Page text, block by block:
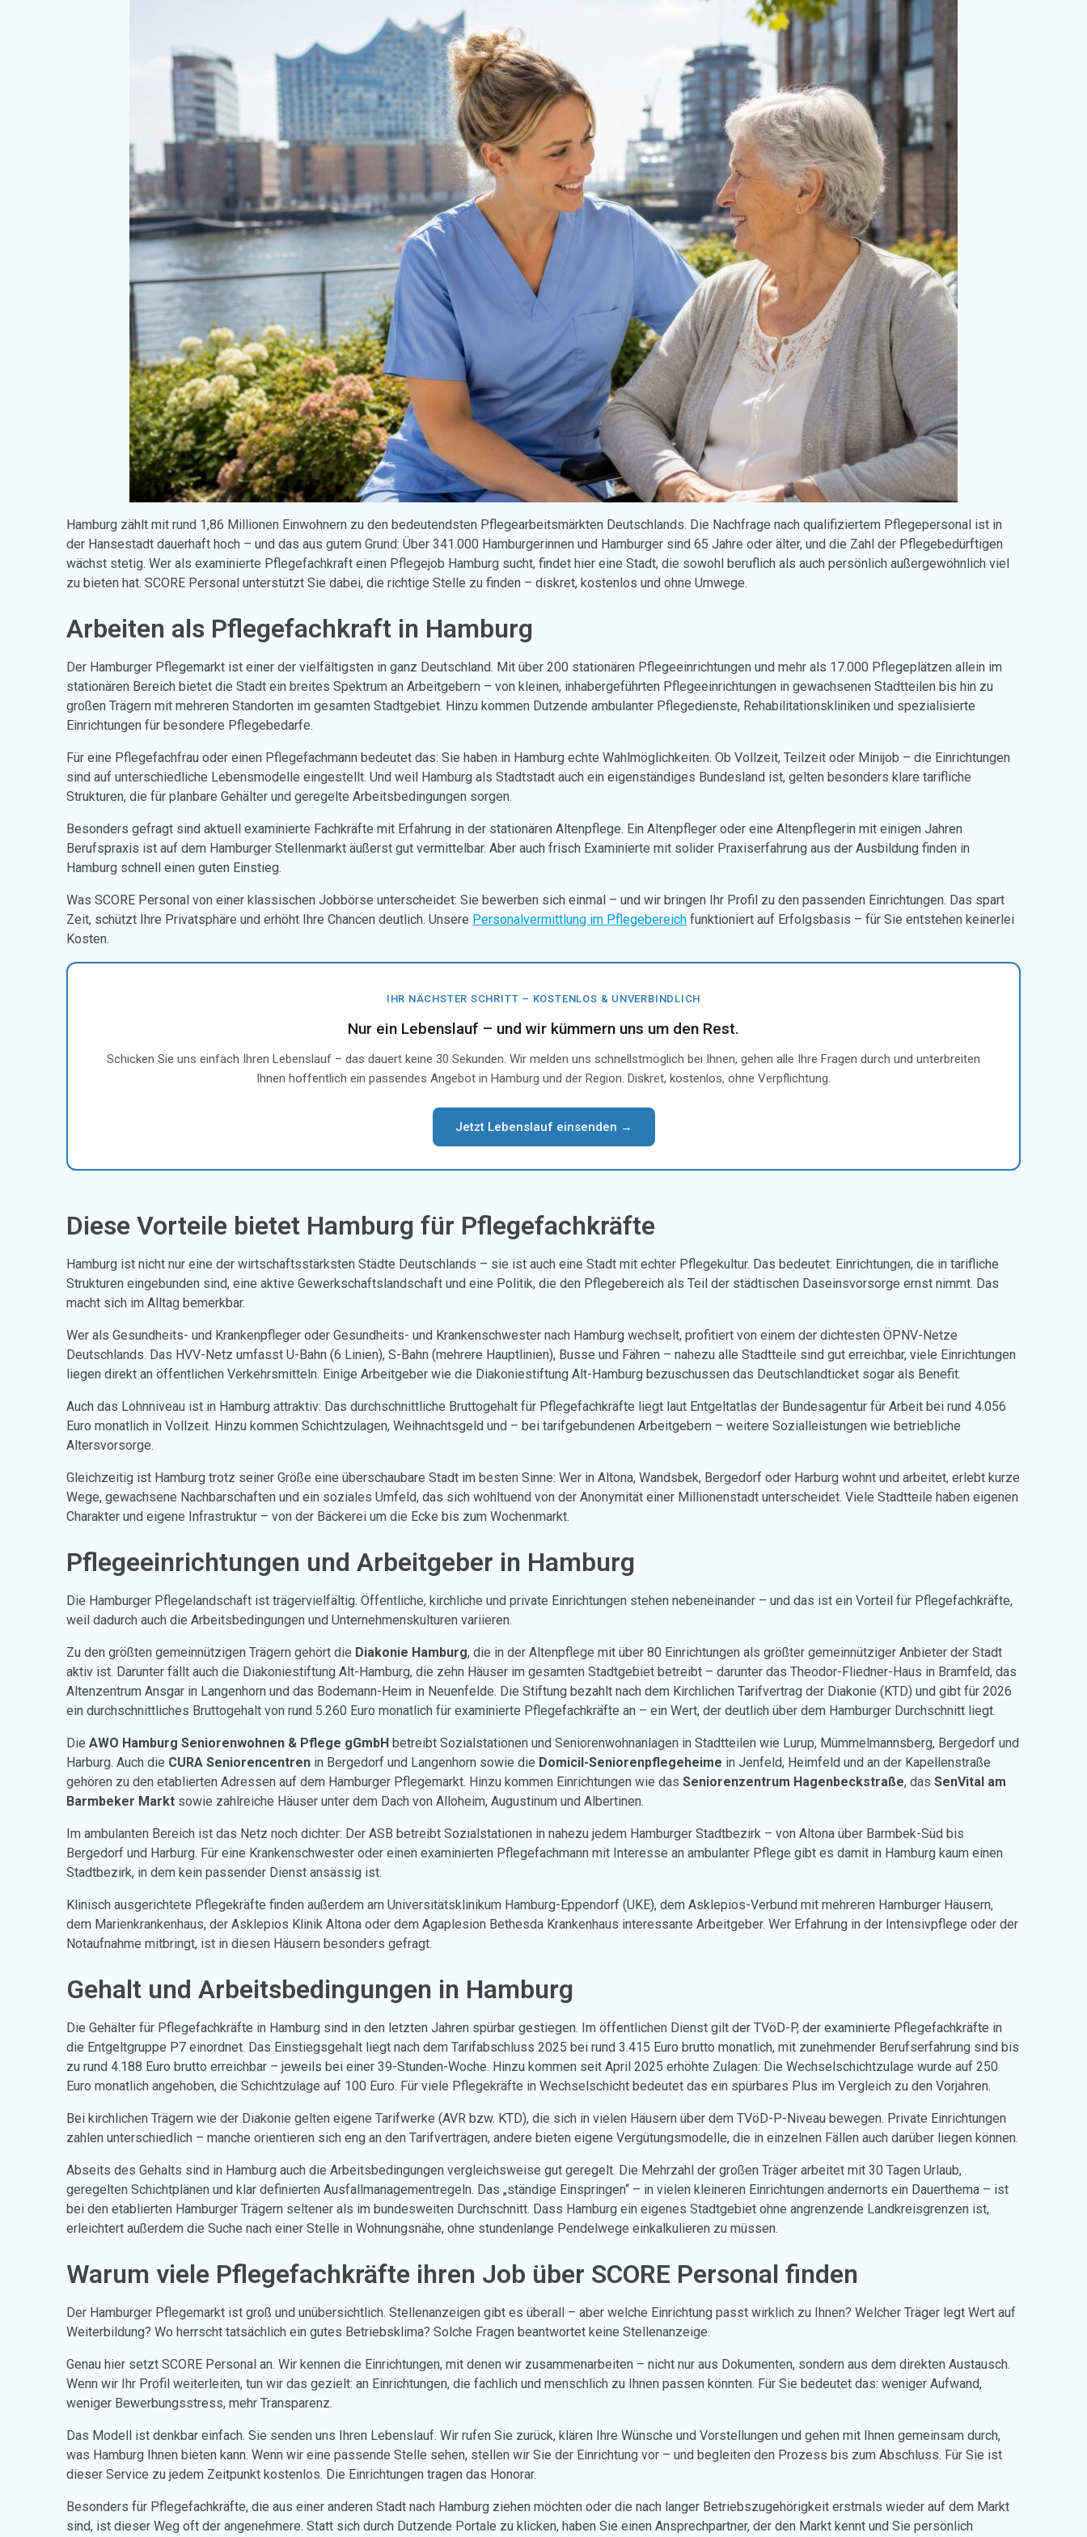
Hamburg zählt mit rund 1,86 Millionen Einwohnern zu den bedeutendsten Pflegearbeitsmärkten Deutschlands. Die Nachfrage nach qualifiziertem Pflegepersonal ist in
der Hansestadt dauerhaft hoch – und das aus gutem Grund: Über 341.000 Hamburgerinnen und Hamburger sind 65 Jahre oder älter, und die Zahl der Pflegebedürftigen
wächst stetig. Wer als examinierte Pflegefachkraft einen Pflegejob Hamburg sucht, findet hier eine Stadt, die sowohl beruflich als auch persönlich außergewöhnlich viel
zu bieten hat. SCORE Personal unterstützt Sie dabei, die richtige Stelle zu finden – diskret, kostenlos und ohne Umwege.
Arbeiten als Pflegefachkraft in Hamburg
Der Hamburger Pflegemarkt ist einer der vielfältigsten in ganz Deutschland. Mit über 200 stationären Pflegeeinrichtungen und mehr als 17.000 Pflegeplätzen allein im
stationären Bereich bietet die Stadt ein breites Spektrum an Arbeitgebern – von kleinen, inhabergeführten Pflegeeinrichtungen in gewachsenen Stadtteilen bis hin zu
großen Trägern mit mehreren Standorten im gesamten Stadtgebiet. Hinzu kommen Dutzende ambulanter Pflegedienste, Rehabilitationskliniken und spezialisierte
Einrichtungen für besondere Pflegebedarfe.
Für eine Pflegefachfrau oder einen Pflegefachmann bedeutet das: Sie haben in Hamburg echte Wahlmöglichkeiten. Ob Vollzeit, Teilzeit oder Minijob – die Einrichtungen
sind auf unterschiedliche Lebensmodelle eingestellt. Und weil Hamburg als Stadtstadt auch ein eigenständiges Bundesland ist, gelten besonders klare tarifliche
Strukturen, die für planbare Gehälter und geregelte Arbeitsbedingungen sorgen.
Besonders gefragt sind aktuell examinierte Fachkräfte mit Erfahrung in der stationären Altenpflege. Ein Altenpfleger oder eine Altenpflegerin mit einigen Jahren
Berufspraxis ist auf dem Hamburger Stellenmarkt äußerst gut vermittelbar. Aber auch frisch Examinierte mit solider Praxiserfahrung aus der Ausbildung finden in
Hamburg schnell einen guten Einstieg.
Was SCORE Personal von einer klassischen Jobbörse unterscheidet: Sie bewerben sich einmal – und wir bringen Ihr Profil zu den passenden Einrichtungen. Das spart
Zeit, schützt Ihre Privatsphäre und erhöht Ihre Chancen deutlich. Unsere Personalvermittlung im Pflegebereich funktioniert auf Erfolgsbasis – für Sie entstehen keinerlei
Kosten.
IHR NÄCHSTER SCHRITT – KOSTENLOS & UNVERBINDLICH
Nur ein Lebenslauf – und wir kümmern uns um den Rest.
Schicken Sie uns einfach Ihren Lebenslauf – das dauert keine 30 Sekunden. Wir melden uns schnellstmöglich bei Ihnen, gehen alle Ihre Fragen durch und unterbreiten
Ihnen hoffentlich ein passendes Angebot in Hamburg und der Region. Diskret, kostenlos, ohne Verpflichtung.
Jetzt Lebenslauf einsenden →
Diese Vorteile bietet Hamburg für Pflegefachkräfte
Hamburg ist nicht nur eine der wirtschaftsstärksten Städte Deutschlands – sie ist auch eine Stadt mit echter Pflegekultur. Das bedeutet: Einrichtungen, die in tarifliche
Strukturen eingebunden sind, eine aktive Gewerkschaftslandschaft und eine Politik, die den Pflegebereich als Teil der städtischen Daseinsvorsorge ernst nimmt. Das
macht sich im Alltag bemerkbar.
Wer als Gesundheits- und Krankenpfleger oder Gesundheits- und Krankenschwester nach Hamburg wechselt, profitiert von einem der dichtesten ÖPNV-Netze
Deutschlands. Das HVV-Netz umfasst U-Bahn (6 Linien), S-Bahn (mehrere Hauptlinien), Busse und Fähren – nahezu alle Stadtteile sind gut erreichbar, viele Einrichtungen
liegen direkt an öffentlichen Verkehrsmitteln. Einige Arbeitgeber wie die Diakoniestiftung Alt-Hamburg bezuschussen das Deutschlandticket sogar als Benefit.
Auch das Lohnniveau ist in Hamburg attraktiv: Das durchschnittliche Bruttogehalt für Pflegefachkräfte liegt laut Entgeltatlas der Bundesagentur für Arbeit bei rund 4.056
Euro monatlich in Vollzeit. Hinzu kommen Schichtzulagen, Weihnachtsgeld und – bei tarifgebundenen Arbeitgebern – weitere Sozialleistungen wie betriebliche
Altersvorsorge.
Gleichzeitig ist Hamburg trotz seiner Größe eine überschaubare Stadt im besten Sinne: Wer in Altona, Wandsbek, Bergedorf oder Harburg wohnt und arbeitet, erlebt kurze
Wege, gewachsene Nachbarschaften und ein soziales Umfeld, das sich wohltuend von der Anonymität einer Millionenstadt unterscheidet. Viele Stadtteile haben eigenen
Charakter und eigene Infrastruktur – von der Bäckerei um die Ecke bis zum Wochenmarkt.
Pflegeeinrichtungen und Arbeitgeber in Hamburg
Die Hamburger Pflegelandschaft ist trägervielfältig. Öffentliche, kirchliche und private Einrichtungen stehen nebeneinander – und das ist ein Vorteil für Pflegefachkräfte,
weil dadurch auch die Arbeitsbedingungen und Unternehmenskulturen variieren.
Zu den größten gemeinnützigen Trägern gehört die Diakonie Hamburg, die in der Altenpflege mit über 80 Einrichtungen als größter gemeinnütziger Anbieter der Stadt
aktiv ist. Darunter fällt auch die Diakoniestiftung Alt-Hamburg, die zehn Häuser im gesamten Stadtgebiet betreibt – darunter das Theodor-Fliedner-Haus in Bramfeld, das
Altenzentrum Ansgar in Langenhorn und das Bodemann-Heim in Neuenfelde. Die Stiftung bezahlt nach dem Kirchlichen Tarifvertrag der Diakonie (KTD) und gibt für 2026
ein durchschnittliches Bruttogehalt von rund 5.260 Euro monatlich für examinierte Pflegefachkräfte an – ein Wert, der deutlich über dem Hamburger Durchschnitt liegt.
DieAWO Hamburg Seniorenwohnen & Pflege gGmbH betreibt Sozialstationen und Seniorenwohnanlagen in Stadtteilen wie Lurup, Mümmelmannsberg, Bergedorf und
Harburg. Auch die CURA Seniorencentren in Bergedorf und Langenhorn sowie die Domicil-Seniorenpflegeheime in Jenfeld, Heimfeld und an der Kapellenstraße
gehören zu den etablierten Adressen auf dem Hamburger Pflegemarkt. Hinzu kommen Einrichtungen wie dasSeniorenzentrum Hagenbeckstraße, dasSenVital am
Barmbeker Markt sowie zahlreiche Häuser unter dem Dach von Alloheim, Augustinum und Albertinen.
Im ambulanten Bereich ist das Netz noch dichter: Der ASB betreibt Sozialstationen in nahezu jedem Hamburger Stadtbezirk – von Altona über Barmbek-Süd bis
Bergedorf und Harburg. Für eine Krankenschwester oder einen examinierten Pflegefachmann mit Interesse an ambulanter Pflege gibt es damit in Hamburg kaum einen
Stadtbezirk, in dem kein passender Dienst ansässig ist.
Klinisch ausgerichtete Pflegekräfte finden außerdem am Universitätsklinikum Hamburg-Eppendorf (UKE), dem Asklepios-Verbund mit mehreren Hamburger Häusern,
dem Marienkrankenhaus, der Asklepios Klinik Altona oder dem Agaplesion Bethesda Krankenhaus interessante Arbeitgeber. Wer Erfahrung in der Intensivpflege oder der
Notaufnahme mitbringt, ist in diesen Häusern besonders gefragt.
Gehalt und Arbeitsbedingungen in Hamburg
Die Gehälter für Pflegefachkräfte in Hamburg sind in den letzten Jahren spürbar gestiegen. Im öffentlichen Dienst gilt der TVöD-P, der examinierte Pflegefachkräfte in
die Entgeltgruppe P7 einordnet. Das Einstiegsgehalt liegt nach dem Tarifabschluss 2025 bei rund 3.415 Euro brutto monatlich, mit zunehmender Berufserfahrung sind bis
zu rund 4.188 Euro brutto erreichbar – jeweils bei einer 39-Stunden-Woche. Hinzu kommen seit April 2025 erhöhte Zulagen: Die Wechselschichtzulage wurde auf 250
Euro monatlich angehoben, die Schichtzulage auf 100 Euro. Für viele Pflegekräfte in Wechselschicht bedeutet das ein spürbares Plus im Vergleich zu den Vorjahren.
Bei kirchlichen Trägern wie der Diakonie gelten eigene Tarifwerke (AVR bzw. KTD), die sich in vielen Häusern über dem TVöD-P-Niveau bewegen. Private Einrichtungen
zahlen unterschiedlich – manche orientieren sich eng an den Tarifverträgen, andere bieten eigene Vergütungsmodelle, die in einzelnen Fällen auch darüber liegen können.
Abseits des Gehalts sind in Hamburg auch die Arbeitsbedingungen vergleichsweise gut geregelt. Die Mehrzahl der großen Träger arbeitet mit 30 Tagen Urlaub,
geregelten Schichtplänen und klar definierten Ausfallmanagementregeln. Das „ständige Einspringen“ – in vielen kleineren Einrichtungen andernorts ein Dauerthema – ist
bei den etablierten Hamburger Trägern seltener als im bundesweiten Durchschnitt. Dass Hamburg ein eigenes Stadtgebiet ohne angrenzende Landkreisgrenzen ist,
erleichtert außerdem die Suche nach einer Stelle in Wohnungsnähe, ohne stundenlange Pendelwege einkalkulieren zu müssen.
Warum viele Pflegefachkräfte ihren Job über SCORE Personal finden
Der Hamburger Pflegemarkt ist groß und unübersichtlich. Stellenanzeigen gibt es überall – aber welche Einrichtung passt wirklich zu Ihnen? Welcher Träger legt Wert auf
Weiterbildung? Wo herrscht tatsächlich ein gutes Betriebsklima? Solche Fragen beantwortet keine Stellenanzeige.
Genau hier setzt SCORE Personal an. Wir kennen die Einrichtungen, mit denen wir zusammenarbeiten – nicht nur aus Dokumenten, sondern aus dem direkten Austausch.
Wenn wir Ihr Profil weiterleiten, tun wir das gezielt: an Einrichtungen, die fachlich und menschlich zu Ihnen passen könnten. Für Sie bedeutet das: weniger Aufwand,
weniger Bewerbungsstress, mehr Transparenz.
Das Modell ist denkbar einfach. Sie senden uns Ihren Lebenslauf. Wir rufen Sie zurück, klären Ihre Wünsche und Vorstellungen und gehen mit Ihnen gemeinsam durch,
was Hamburg Ihnen bieten kann. Wenn wir eine passende Stelle sehen, stellen wir Sie der Einrichtung vor – und begleiten den Prozess bis zum Abschluss. Für Sie ist
dieser Service zu jedem Zeitpunkt kostenlos. Die Einrichtungen tragen das Honorar.
Besonders für Pflegefachkräfte, die aus einer anderen Stadt nach Hamburg ziehen möchten oder die nach langer Betriebszugehörigkeit erstmals wieder auf dem Markt
sind, ist dieser Weg oft der angenehmere. Statt sich durch Dutzende Portale zu klicken, haben Sie einen Ansprechpartner, der den Markt kennt und Sie persönlich